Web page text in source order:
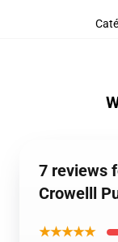
7 reviews
Crowelll
★★★★★